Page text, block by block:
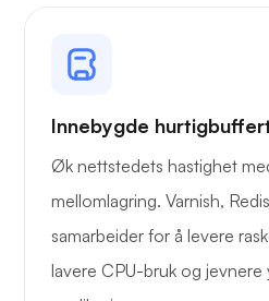
Røntgen
Innebygde
Øk nettstedets hastighet
mellomlagring. Varnish,
samarbeider for å levere
lavere CPU-bruk og jevnere